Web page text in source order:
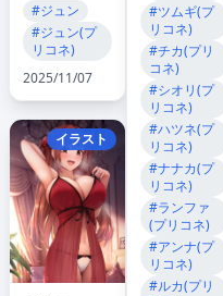
#ジュン
#ジュン(プ
リコネ)
2025/11/07
イラスト
#ツムギ(プ
リコネ)
#チカ(プリ
コネ)
#シオリ(プ
リコネ)
#ハツネ(プ
リコネ)
#ナナカ(プ
リコネ)
#ランファ
(プリコネ)
#アンナ(プ
リコネ)
#ルカ(プリ